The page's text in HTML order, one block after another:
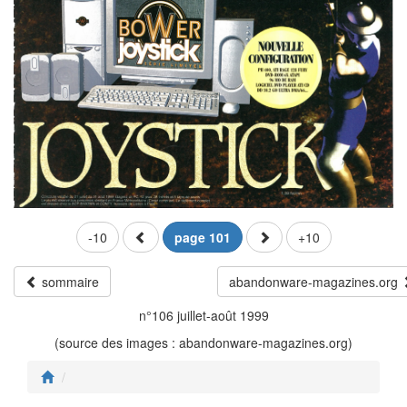
-10 page 101 +10
sommaire
abandonware-magazines.org
n°106 juillet-août 1999
(source des images : abandonware-magazines.org)